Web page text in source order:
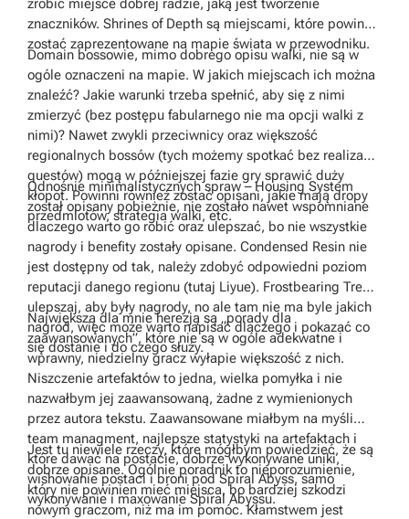
znaczników. Shrines of Depth są miejscami, które powinny
zostać zaprezentowane na mapie świata w przewodniku.
Domain bossowie, mimo dobrego opisu walki, nie są w
ogóle oznaczeni na mapie. W jakich miejscach ich można
znaleźć? Jakie warunki trzeba spełnić, aby się z nimi
zmierzyć (bez postępu fabularnego nie ma opcji walki z
nimi)? Nawet zwykli przeciwnicy oraz większość
regionalnych bossów (tych możemy spotkać bez realizacji
questów) mogą w późniejszej fazie gry sprawić duży
kłopot. Powinni również zostać opisani, jakie mają dropy
przedmiotów, strategia walki, etc.
Odnośnie minimalistycznych spraw – Housing System
został opisany pobieżnie, nie zostało nawet wspomniane
dlaczego warto go robić oraz ulepszać, bo nie wszystkie
nagrody i benefity zostały opisane. Condensed Resin nie
jest dostępny od tak, należy zdobyć odpowiedni poziom
reputacji danego regionu (tutaj Liyue). Frostbearing Tree –
ulepszaj, aby były nagrody, no ale tam nie ma byle jakich
nagród, więc może warto napisać dlaczego i pokazać co
się dostanie i do czego służy.
Największą dla mnie herezją są „porady dla
zaawansowanych”, które nie są w ogóle adekwatne i
wprawny, niedzielny gracz wyłapie większość z nich.
Niszczenie artefaktów to jedna, wielka pomyłka i nie
nazwałbym jej zaawansowaną, żadne z wymienionych
przez autora tekstu. Zaawansowane miałbym na myśli
team managment, najlepsze statystyki na artefaktach i
które dawać na postacie, dobrze wykonywane uniki,
wishowanie postaci i broni pod Spiral Abyss, samo
wykonywanie i maxowanie Spiral Abyssu.
Jest tu niewiele rzeczy, które mógłbym powiedzieć, że są
dobrze opisane. Ogólnie poradnik to nieporozumienie,
który nie powinien mieć miejsca, bo bardziej szkodzi
nowym graczom, niż ma im pomóc. Kłamstwem jest